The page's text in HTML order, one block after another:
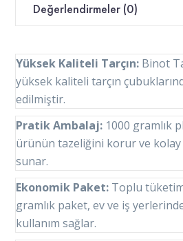
Değerlendirmeler (0)
Yüksek Kaliteli Tarçın: Binot
yüksek kaliteli tarçın
edilmiştir.
Pratik Ambalaj: 1000 gramlık
ürünün tazeliğini korur ve kolay
sunar.
Ekonomik Paket: Toplu
gramlık paket, ev ve iş
kullanım sağlar.